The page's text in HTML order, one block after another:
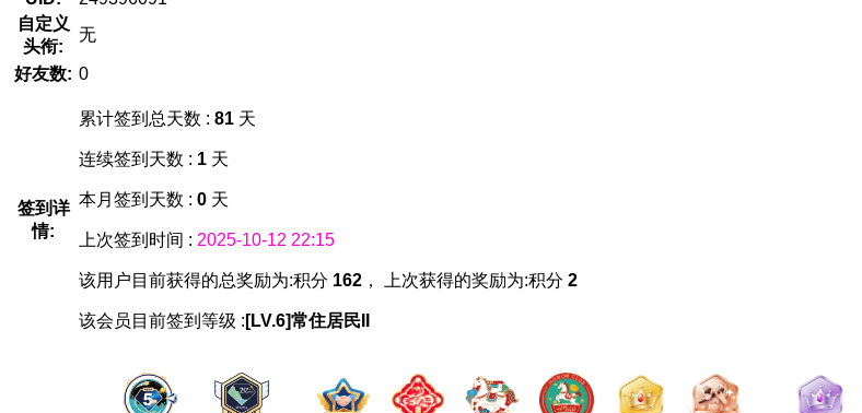
自定义
头衔:
无
好友数: 0
签到详
情:
累计签到总天数 : 81 天
连续签到天数 : 1 天
本月签到天数 : 0 天
上次签到时间 : 2025-10-12 22:15
该用户目前获得的总奖励为:积分 162 ， 上次获得的奖励为:积分 2
该会员目前签到等级 : [LV.6]常住居民II